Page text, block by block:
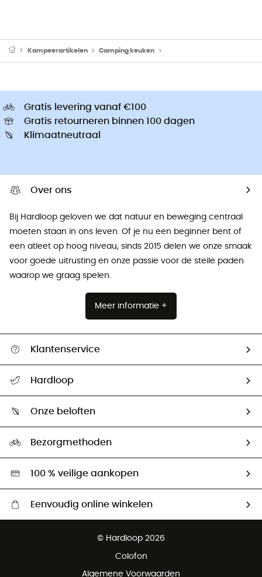
Kampeerartikelen Camping keuken
Gratis levering vanaf €100
Gratis retourneren binnen 100 dagen
Klimaatneutraal
Over ons
Bij Hardloop geloven we dat natuur en beweging centraal
moeten staan ​​in ons leven. Of je nu een beginner bent of
een atleet op hoog niveau, sinds 2015 delen we onze smaak
voor goede uitrusting en onze passie voor de steile paden
waarop we graag spelen.
Meer informatie +
Klantenservice
Retourzendingen & Terugbetalingen
Hardloop
Ambassadeurs
Onze beloften
Hardgreen
Bezorgmethoden
100 % veilige aankopen
Eenvoudig online winkelen
Gratis retourneren binnen 100 dagen
© Hardloop 2026
Colofon
Algemene Voorwaarden